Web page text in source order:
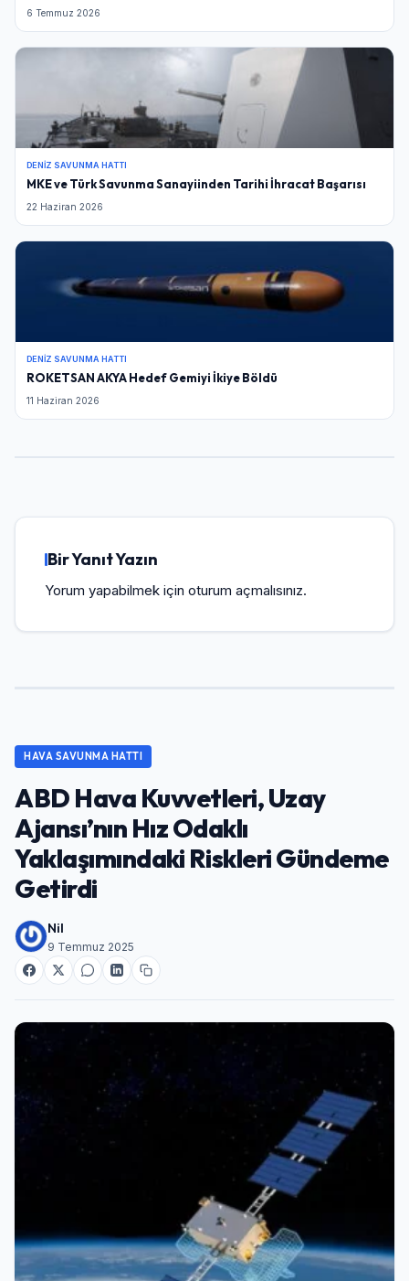
6 Temmuz 2026
DENIZ SAVUNMA HATTI
MKE ve Türk Savunma Sanayiinden Tarihi İhracat Başarısı
22 Haziran 2026
DENIZ SAVUNMA HATTI
ROKETSAN AKYA Hedef Gemiyi İkiye Böldü
11 Haziran 2026
Bir Yanıt Yazın
Yorum yapabilmek için oturum açmalısınız.
HAVA SAVUNMA HATTI
ABD Hava Kuvvetleri, Uzay
Ajansı’nın Hız Odaklı
Yaklaşımındaki Riskleri Gündeme
Getirdi
Nil
9 Temmuz 2025